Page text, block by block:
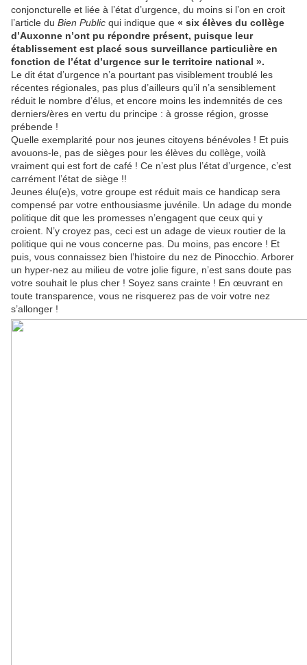
conjoncturelle et liée à l’état d’urgence, du moins si l’on en croit
l’article du Bien Public qui indique que « six élèves du collège
d’Auxonne n’ont pu répondre présent, puisque leur
établissement est placé sous surveillance particulière en
fonction de l’état d’urgence sur le territoire national ».
Le dit état d’urgence n’a pourtant pas visiblement troublé les
récentes régionales, pas plus d’ailleurs qu’il n’a sensiblement
réduit le nombre d’élus, et encore moins les indemnités de ces
derniers/ères en vertu du principe : à grosse région, grosse
prébende !
Quelle exemplarité pour nos jeunes citoyens bénévoles ! Et puis
avouons-le, pas de sièges pour les élèves du collège, voilà
vraiment qui est fort de café ! Ce n’est plus l’état d’urgence, c’est
carrément l’état de siège !!
Jeunes élu(e)s, votre groupe est réduit mais ce handicap sera
compensé par votre enthousiasme juvénile. Un adage du monde
politique dit que les promesses n’engagent que ceux qui y
croient. N’y croyez pas, ceci est un adage de vieux routier de la
politique qui ne vous concerne pas. Du moins, pas encore ! Et
puis, vous connaissez bien l’histoire du nez de Pinocchio. Arborer
un hyper-nez au milieu de votre jolie figure, n’est sans doute pas
votre souhait le plus cher ! Soyez sans crainte ! En œuvrant en
toute transparence, vous ne risquerez pas de voir votre nez
s’allonger !